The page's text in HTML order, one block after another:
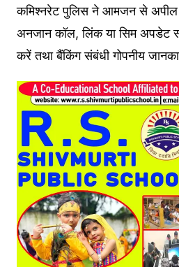
कमिश्नरेट पुलिस ने आमजन से अपील
अनजान कॉल, लिंक या सिम अपडेट
करें तथा बैंकिंग संबंधी गोपनीय